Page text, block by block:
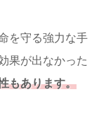
を守る強力な手
果が出なかった
もあります。